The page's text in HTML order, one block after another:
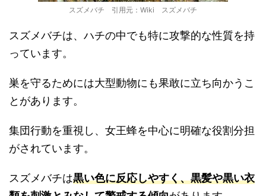
スズメバチ 引用元：Wiki スズメバチ
スズメバチは、ハチの中でも特に攻撃的な性質を持
っています。
巣を守るためには大型動物にも果敢に立ち向かうこ
とがあります。
集団行動を重視し、女王蜂を中心に明確な役割分担
がされています。
スズメバチは黒い色に反応しやすく、黒髪や黒い衣